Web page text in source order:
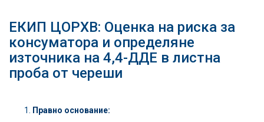
ЕКИП ЦОРХВ: Оценка на риска за
консуматора и определяне
източника на 4,4-ДДЕ в листна
проба от череши
Правно основание: